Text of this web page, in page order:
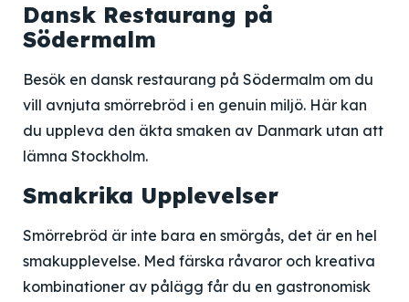
Dansk Restaurang på
Södermalm
Besök en dansk restaurang på Södermalm om du
vill avnjuta smörrebröd i en genuin miljö. Här kan
du uppleva den äkta smaken av Danmark utan att
lämna Stockholm.
Smakrika Upplevelser
Smörrebröd är inte bara en smörgås, det är en hel
smakupplevelse. Med färska råvaror och kreativa
kombinationer av pålägg får du en gastronomisk